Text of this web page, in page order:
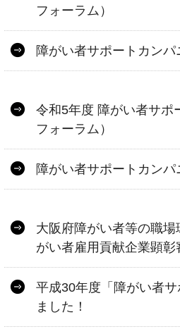
フォーラム）
障がい者サポートカンパ
令和5年度 障がい者サポ
フォーラム）
障がい者サポートカンパ
大阪府障がい者等の職
がい者雇用貢献企業顕彰
平成30年度「障がい者
ました！